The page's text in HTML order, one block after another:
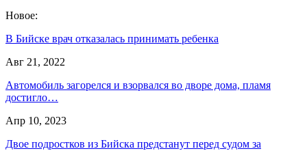
Новое:
В Бийске врач отказалась принимать ребенка
Авг 21, 2022
Автомобиль загорелся и взорвался во дворе дома, пламя
достигло…
Апр 10, 2023
Двое подростков из Бийска предстанут перед судом за